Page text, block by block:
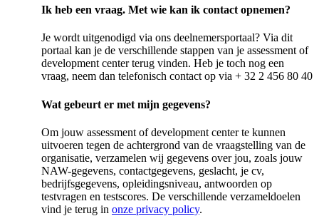
Ik heb een vraag. Met wie kan ik contact opnemen?
Je wordt uitgenodigd via ons deelnemersportaal? Via dit
portaal kan je de verschillende stappen van je assessment of
development center terug vinden. Heb je toch nog een
vraag, neem dan telefonisch contact op via + 32 2 456 80 40
Wat gebeurt er met mijn gegevens?
Om jouw assessment of development center te kunnen
uitvoeren tegen de achtergrond van de vraagstelling van de
organisatie, verzamelen wij gegevens over jou, zoals jouw
NAW-gegevens, contactgegevens, geslacht, je cv,
bedrijfsgegevens, opleidingsniveau, antwoorden op
testvragen en testscores. De verschillende verzameldoelen
vind je terug in onze privacy policy.